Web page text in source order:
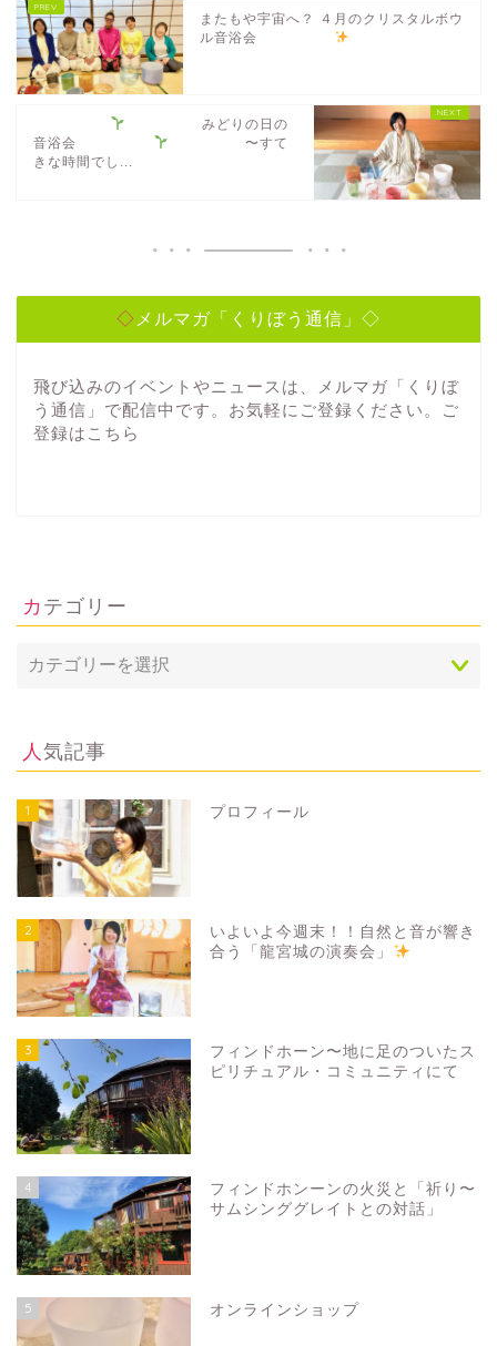
またもや宇宙へ？ ４月のクリスタルボウ
ル音浴会
みどりの日の
音浴会
〜すて
きな時間でし...
◇メルマガ「くりぼう通信」◇
飛び込みのイベントやニュースは、メルマガ「くりぼ
う通信」で配信中です。お気軽にご登録ください。ご
登録は こちら
カテゴリー
人気記事
1 プロフィール
2
いよいよ今週末！！自然と音が響き
合う「龍宮城の演奏会」
3
フィンドホーン〜地に足のついたス
ピリチュアル・コミュニティにて
4
フィンドホンーンの火災と「祈り〜
サムシンググレイトとの対話」
5 オンラインショップ